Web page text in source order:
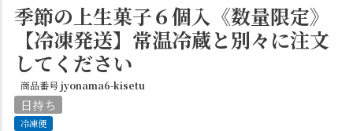
季節の上生菓子６個入《数量限定》
【冷凍発送】常温冷蔵と別々に注文
してください
商品番号jyonama6-kisetu
日持ち
冷凍便